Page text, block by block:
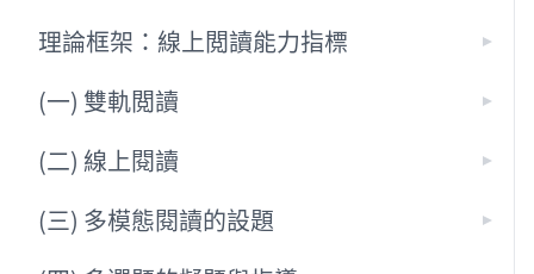
理論框架：線上閲讀能力指標
(一) 雙軌閲讀
(二) 線上閱讀
(三) 多模態閱讀的設題